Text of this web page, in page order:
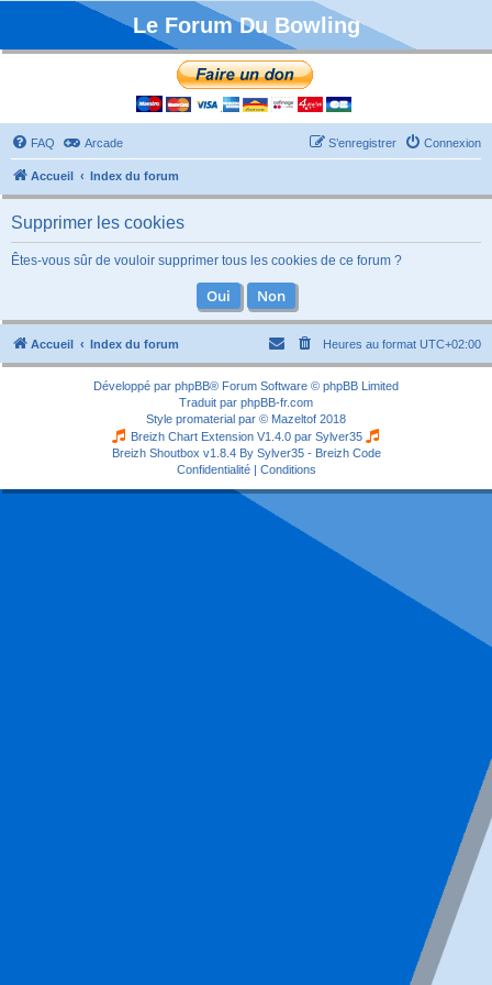
Le Forum Du Bowling
FAQ Arcade Connexion
S’enregistrer
Accueil Index du forum
Supprimer les cookies
Êtes-vous sûr de vouloir supprimer tous les cookies de ce forum ?
Accueil Index du forum Heures au format UTC+02:00
Développé par phpBB® Forum Software © phpBB Limited
Traduit par phpBB-fr.com
Style promaterial par © Mazeltof 2018
Breizh Chart Extension V1.4.0 par Sylver35
Breizh Shoutbox v1.8.4 By Sylver35 - Breizh Code
Confidentialité| Conditions